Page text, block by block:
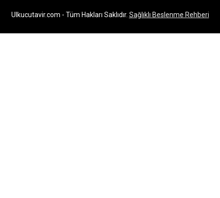
Ulkucutavir.com - Tüm Hakları Saklıdır. Sağlıklı Beslenme Rehberi